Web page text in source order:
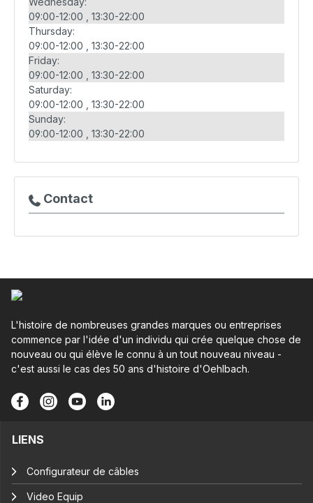
09:00-12:00
13:30-22:00
Thursday:
09:00-12:00
13:30-22:00
Friday:
09:00-12:00
13:30-22:00
Saturday:
09:00-12:00
13:30-22:00
Sunday:
09:00-12:00
13:30-22:00
Contact
L'histoire de nombreuses grandes marques ou entreprises
commence par l'idée d'un individu qui crée quelque chose de
nouveau ou qui élève le connu à un tout nouveau niveau -
c'est aussi le cas des 50 ans d'histoire d'Oehlbach.
LIENS
Configurateur de câbles
Video Equip